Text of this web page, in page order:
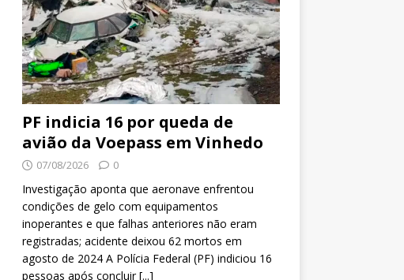
PF indicia 16 por queda de
avião da Voepass em Vinhedo
07/08/2026 0
Investigação aponta que aeronave enfrentou
condições de gelo com equipamentos
inoperantes e que falhas anteriores não eram
registradas; acidente deixou 62 mortos em
agosto de 2024 A Polícia Federal (PF) indiciou 16
pessoas após concluir[...]